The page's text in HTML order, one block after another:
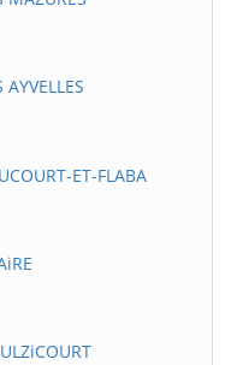
ET-FLABA